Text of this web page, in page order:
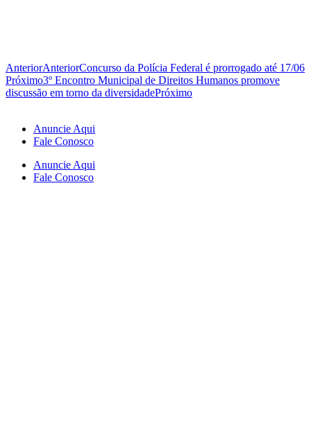
AnteriorAnteriorConcurso da Polícia Federal é prorrogado até 17/06
Próximo3º Encontro Municipal de Direitos Humanos promove
discussão em torno da diversidadePróximo
Anuncie Aqui
Fale Conosco
Anuncie Aqui
Fale Conosco